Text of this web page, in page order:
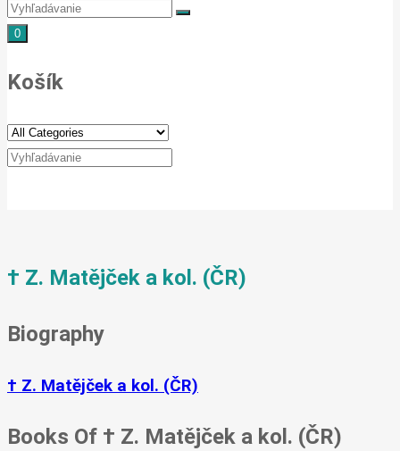
0
Košík
† Z. Matějček a kol. (ČR)
Biography
† Z. Matějček a kol. (ČR)
Books Of † Z. Matějček a kol. (ČR)